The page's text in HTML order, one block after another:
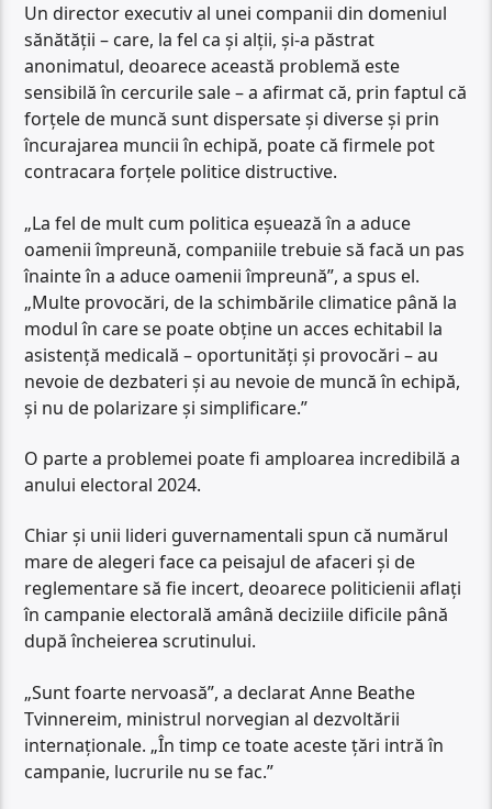
Un director executiv al unei companii din domeniul
sănătății – care, la fel ca și alții, și-a păstrat
anonimatul, deoarece această problemă este
sensibilă în cercurile sale – a afirmat că, prin faptul că
forțele de muncă sunt dispersate și diverse și prin
încurajarea muncii în echipă, poate că firmele pot
contracara forțele politice distructive.
„La fel de mult cum politica eșuează în a aduce
oamenii împreună, companiile trebuie să facă un pas
înainte în a aduce oamenii împreună”, a spus el.
„Multe provocări, de la schimbările climatice până la
modul în care se poate obține un acces echitabil la
asistență medicală – oportunități și provocări – au
nevoie de dezbateri și au nevoie de muncă în echipă,
și nu de polarizare și simplificare.”
O parte a problemei poate fi amploarea incredibilă a
anului electoral 2024.
Chiar și unii lideri guvernamentali spun că numărul
mare de alegeri face ca peisajul de afaceri și de
reglementare să fie incert, deoarece politicienii aflați
în campanie electorală amână deciziile dificile până
după încheierea scrutinului.
„Sunt foarte nervoasă”, a declarat Anne Beathe
Tvinnereim, ministrul norvegian al dezvoltării
internaționale. „În timp ce toate aceste țări intră în
campanie, lucrurile nu se fac.”